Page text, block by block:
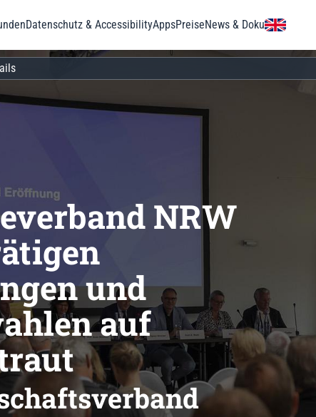
Datenschutz & AccessibilityAppsPreiseNews & Doku
NRW
und
auf